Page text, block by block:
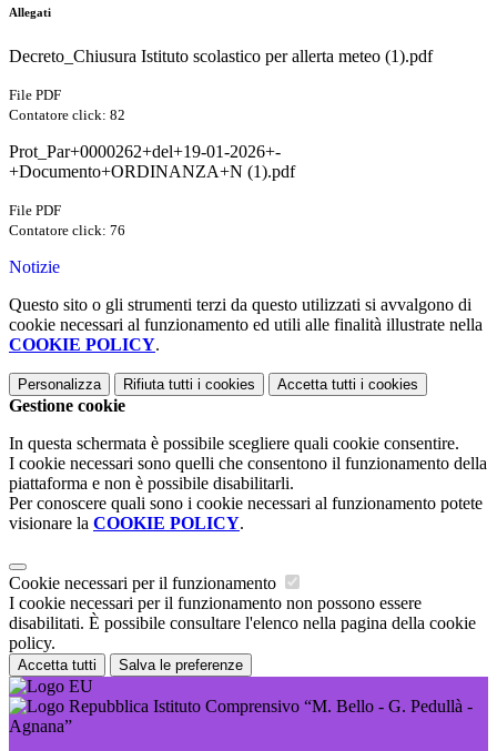
Allegati
Decreto_Chiusura Istituto scolastico per allerta meteo (1).pdf
File PDF
Contatore click: 82
Prot_Par+0000262+del+19-01-2026+-
+Documento+ORDINANZA+N (1).pdf
File PDF
Contatore click: 76
Notizie
Questo sito o gli strumenti terzi da questo utilizzati si avvalgono di
cookie necessari al funzionamento ed utili alle finalità illustrate nella
COOKIE POLICY.
Personalizza Rifiuta tutti i cookies Accetta tutti i cookies
Gestione cookie
In questa schermata è possibile scegliere quali cookie consentire.
I cookie necessari sono quelli che consentono il funzionamento della
piattaforma e non è possibile disabilitarli.
Per conoscere quali sono i cookie necessari al funzionamento potete
visionare la COOKIE POLICY.
Cookie necessari per il funzionamento
I cookie necessari per il funzionamento non possono essere
disabilitati. È possibile consultare l'elenco nella pagina della cookie
policy.
Accetta tutti Salva le preferenze
Istituto Comprensivo “M. Bello - G. Pedullà -
Agnana”